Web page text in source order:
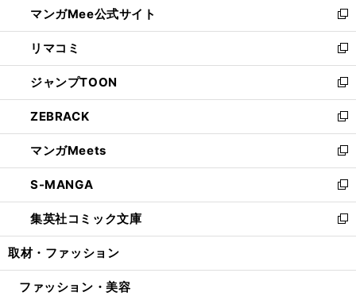
く
ド
ウ
で
開
く
ィ
ン
ド
ウ
で
開
く
い
ウ
ィ
ン
ド
ウ
で
開
く
マンガMee公式サイト
新
し
い
ウ
ィ
ン
ド
ウ
で
開
く
リマコミ
新
し
い
ウ
ィ
ン
ド
ウ
で
開
く
ジャンプTOON
新
し
い
ウ
ィ
ン
ド
ウ
で
開
ZEBRACK
新
し
い
ウ
ィ
ン
ド
ウ
開
マンガMeets
新
し
い
ウ
ィ
ン
ウ
S-MANGA
新
し
い
ウ
ン
集英社コミック文庫
新
し
ウ
取材・ファッション
ファッション・美容